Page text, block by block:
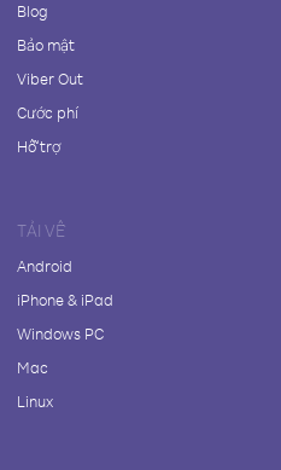
Blog
Bảo mật
Viber Out
Cước phí
Hỗ trợ
TẢI VỀ
Android
iPhone & iPad
Windows PC
Mac
Linux